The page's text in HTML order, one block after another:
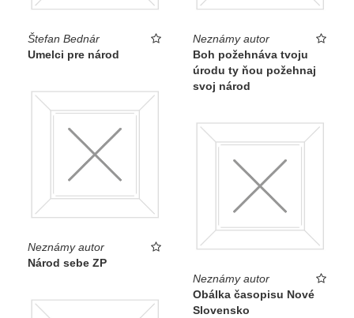
—1945 „predáva“ a „paráduje“ hlavne obrazom.
Sen x skutočnosť Umenie &
Propaganda 1939—1945 (Slovenská národná galéria,
2016)
Štefan Bednár
Umelci pre národ
Neznámy autor
Boh požehnáva tvoju
úrodu ty ňou požehnaj
svoj národ
Neznámy autor
Národ sebe ZP
Neznámy autor
Obálka časopisu Nové
Slovensko